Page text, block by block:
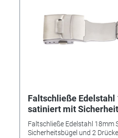
Faltschließe Edelstahl
satiniert mit
Drückern
Faltschließe Edelstahl 18mm
Sicherheitsbügel und 2